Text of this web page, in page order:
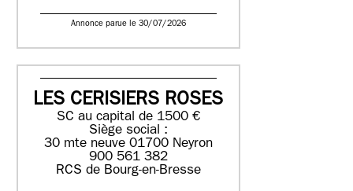
Annonce parue le 30/07/2026
LES CERISIERS ROSES
SC au capital de 1500 €
Siège social :
30 mte neuve 01700 Neyron
900 561 382
RCS de Bourg-en-Bresse